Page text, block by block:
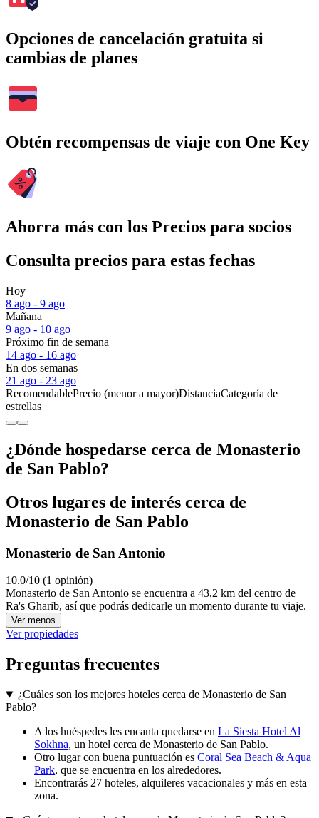
Opciones de cancelación gratuita si
cambias de planes
Obtén recompensas de viaje con One Key
Ahorra más con los Precios para socios
Consulta precios para estas fechas
Hoy
8 ago - 9 ago
Mañana
9 ago - 10 ago
Próximo fin de semana
14 ago - 16 ago
En dos semanas
21 ago - 23 ago
RecomendablePrecio (menor a mayor)DistanciaCategoría de
estrellas
¿Dónde hospedarse cerca de Monasterio
de San Pablo?
Otros lugares de interés cerca de
Monasterio de San Pablo
Monasterio de San Antonio
10.0/10 (1 opinión)
Monasterio de San Antonio se encuentra a 43,2 km del centro de
Ra's Gharib, así que podrás dedicarle un momento durante tu viaje.
Ver menos
Ver propiedades
Preguntas frecuentes
¿Cuáles son los mejores hoteles cerca de Monasterio de San
Pablo?
A los huéspedes les encanta quedarse en La Siesta Hotel Al
Sokhna, un hotel cerca de Monasterio de San Pablo.
Otro lugar con buena puntuación es Coral Sea Beach & Aqua
Park, que se encuentra en los alrededores.
Encontrarás 27 hoteles, alquileres vacacionales y más en esta
zona.